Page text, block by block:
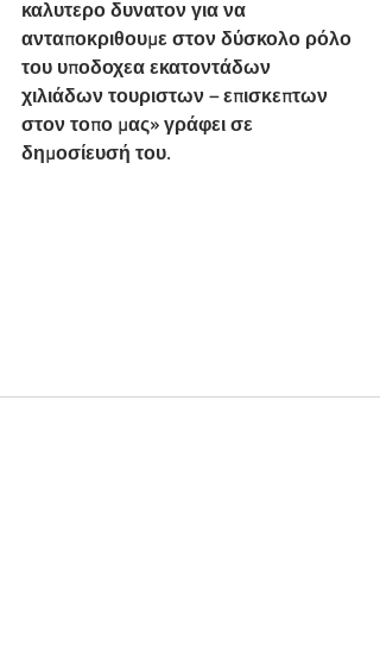
καλυτερο δυνατον για να
ανταποκριθουμε στον δύσκολο ρόλο
του υποδοχεα εκατοντάδων
χιλιάδων τουριστων – επισκεπτων
στον τοπο μας» γράφει σε
δημοσίευσή του.